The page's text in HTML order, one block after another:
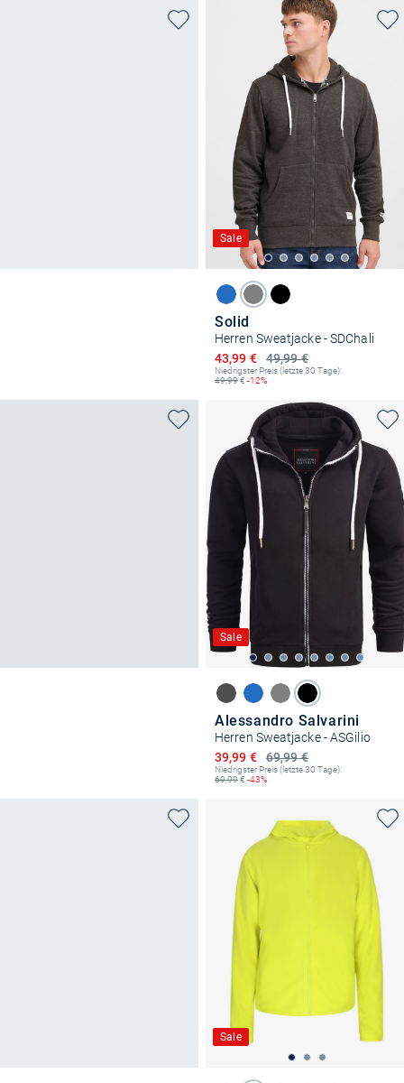
Sale
Solid
Herren Sweatjacke - SDChali
49,99 €
Ermäßigter Preis
43,99 €
Niedrigster Preis (letzte 30 Tage):
49,99€ -12%
Sale
Alessandro Salvarini
Herren Sweatjacke - ASGilio
69,99 €
Ermäßigter Preis
39,99 €
Niedrigster Preis (letzte 30 Tage):
69,99€ -43%
Sale